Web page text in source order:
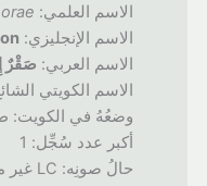
الاسم العلمي:
الاسم الإنجليزي:
الاسم العربي: صَقْرٌ
الاسم الكويتي
وضعُهُ في الكويت:
أكبر عدد سُجِّل: 1
حالُ صونِه: LC غير مهدد